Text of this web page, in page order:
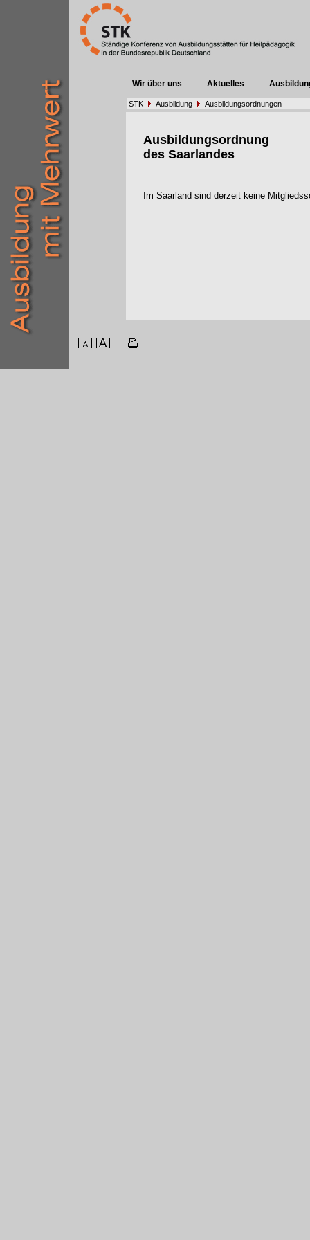
Wir über uns Aktuelles
STK Ausbildung Ausbildungsordnungen
Ausbildungsordnung
des Saarlandes
Im Saarland sind derzeit keine